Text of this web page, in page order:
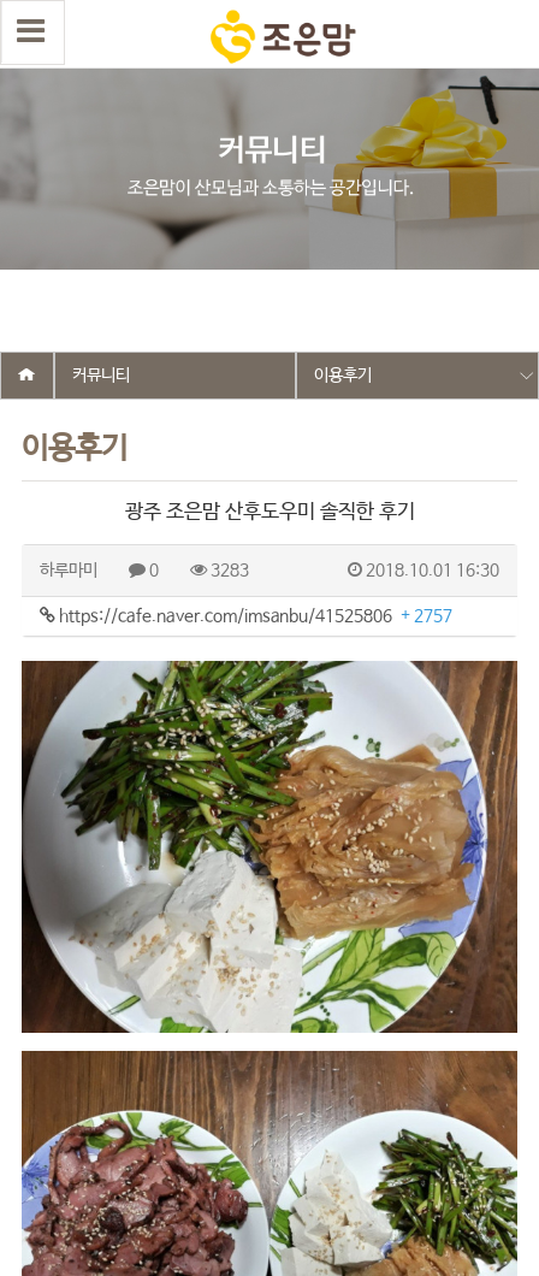
select wr_id, wr_subject from g5_write_m05_04 where wr_is_comment
= 0 and wr_datetime <= '2018-10-01 16:30:52' and wr_id <> '264' order
by wr_datetime desc limit 1 asdasf
이용후기
커뮤니티 이용후기
광주 조은맘 산후도우미 솔직한 후기
하루마미 0 3283 2018.10.01 16:30
https://cafe.naver.com/imsanbu/41525806 + 2757